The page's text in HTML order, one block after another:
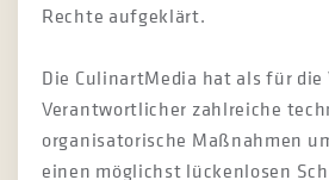
Rechte aufgeklärt.
Die CulinartMedia hat als für
Verantwortlicher zahlreiche
organisatorische Maßnahmen
einen möglichst lückenlosen